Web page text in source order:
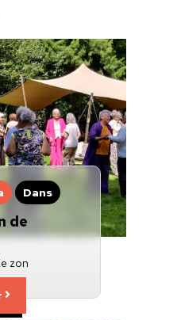
Dans
de
zon
Cultuur op school
Over ons
Nieuwsbrief
Doneren